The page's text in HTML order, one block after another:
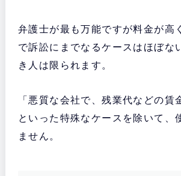
弁護士が最も万能ですが料金が高
で訴訟にまでなるケースはほぼな
き人は限られます。
「悪質な会社で、残業代などの賃
といった特殊なケースを除いて、
ません。